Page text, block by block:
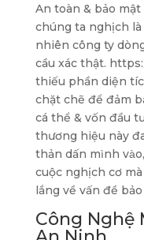
An toàn & bảo
chúng ta nghịch là
nhiên công ty
cầu xác thật.
thiếu phần diện
chặt chẽ để đảm
cá thể & vốn đầu
thương hiệu này
thản dấn mình
cuộc nghịch cơ
lắng về vấn đề
Công Nghệ